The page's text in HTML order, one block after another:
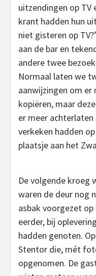
uitzendingen op TV
krant hadden hun
niet gisteren op
aan de bar en
andere twee
Normaal laten we
aanwijzingen om
kopiëren, maar
er meer
verkeken hadden
plaatsje aan het
De volgende kroeg
waren de deur nog
asbak voorgezet
eerder, bij
hadden genoten.
Stentor die, mét
opgenomen. De